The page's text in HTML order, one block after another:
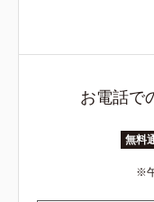
お電話で
無料